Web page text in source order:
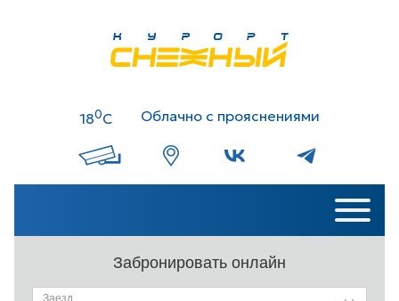
180C Облачно с прояснениями